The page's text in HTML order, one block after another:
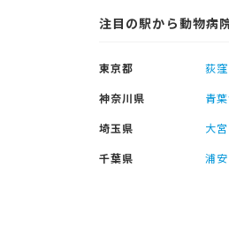
注目の駅から動物病
東京都 荻窪
神奈川県
青
埼玉県
大宮
千葉県
浦安